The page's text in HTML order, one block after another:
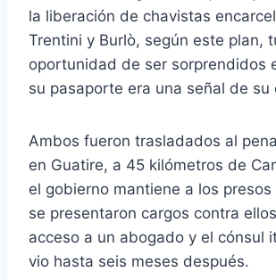
la liberación de chavistas
Trentini y Burlò, según este plan,
oportunidad de ser sorprendidos
su pasaporte era una señal de su
Ambos fueron trasladados al
en Guatire, a 45 kilómetros de
el gobierno mantiene a los
se presentaron cargos contra
acceso a un abogado y el cónsul
vio hasta seis meses después.